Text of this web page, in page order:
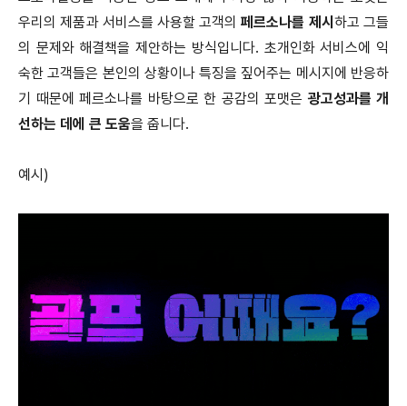
우리의 제품과 서비스를 사용할 고객의페르소나를 제시 하고 그들
의 문제와 해결책을 제안하는 방식입니다. 초개인화 서비스에 익
숙한 고객들은 본인의 상황이나 특징을 짚어주는 메시지에 반응하
기 때문에 페르소나를 바탕으로 한 공감의 포맷은 광고성과를 개
선하는 데에 큰 도움을 줍니다.
예시)